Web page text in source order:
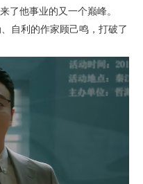
了他事业的又一个巅峰。
自利的作家顾己鸣，打破了